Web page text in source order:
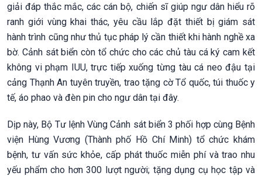
giải đáp thắc mắc, các cán bộ, chiến sĩ giúp ngư dân hiểu rõ
ranh giới vùng khai thác, yêu cầu lắp đặt thiết bị giám sát
hành trình cũng như thủ tục pháp lý cần thiết khi hành nghề xa
bờ. Cảnh sát biển còn tổ chức cho các chủ tàu cá ký cam kết
không vi phạm IUU, trực tiếp xuống từng tàu cá neo đậu tại
cảng Thạnh An tuyên truyền, trao tặng cờ Tổ quốc, túi thuốc y
tế, áo phao và đèn pin cho ngư dân tại đây.
Dịp này, Bộ Tư lệnh Vùng Cảnh sát biển 3 phối hợp cùng Bệnh
viện Hùng Vương (Thành phố Hồ Chí Minh) tổ chức khám
bệnh, tư vấn sức khỏe, cấp phát thuốc miễn phí và trao nhu
yếu phẩm cho hơn 300 lượt người; tặng dụng cụ học tập và